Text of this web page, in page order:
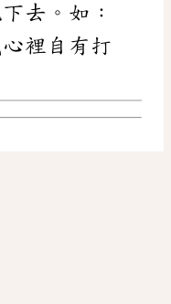
去。如：
裡自有打